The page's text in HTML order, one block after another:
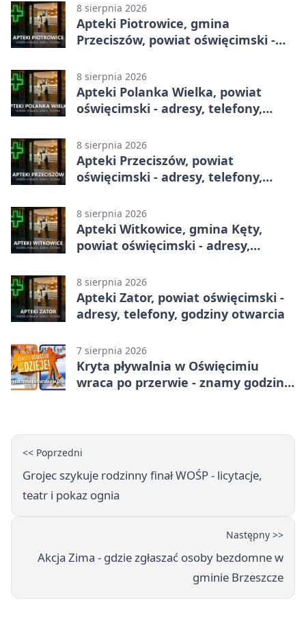
8 sierpnia 2026
Apteki Piotrowice, gmina
Przeciszów, powiat oświęcimski -
8 sierpnia 2026
Apteki Polanka Wielka, powiat
oświęcimski - adresy, telefony,
8 sierpnia 2026
Apteki Przeciszów, powiat
oświęcimski - adresy, telefony,
8 sierpnia 2026
Apteki Witkowice, gmina Kęty,
powiat oświęcimski - adresy,
8 sierpnia 2026
Apteki Zator, powiat oświęcimski -
adresy, telefony, godziny otwarcia
7 sierpnia 2026
Kryta pływalnia w Oświęcimiu
wraca po przerwie - znamy godziny
<< Poprzedni
Grojec szykuje rodzinny finał WOŚP - licytacje,
teatr i pokaz ognia
Następny >>
Akcja Zima - gdzie zgłaszać osoby bezdomne w
gminie Brzeszcze